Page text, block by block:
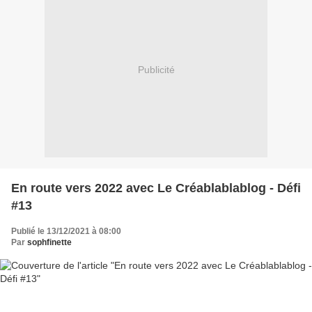
Publicité
En route vers 2022 avec Le Créablablablog - Défi
#13
Publié le 13/12/2021 à 08:00
Par sophfinette